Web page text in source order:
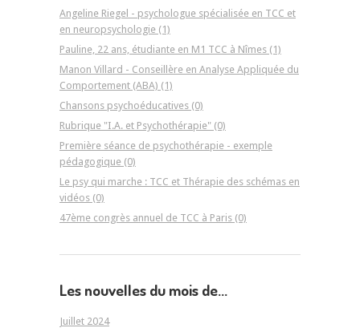
Angeline Riegel - psychologue spécialisée en TCC et
en neuropsychologie (1)
Pauline, 22 ans, étudiante en M1 TCC à Nîmes (1)
Manon Villard - Conseillère en Analyse Appliquée du
Comportement (ABA) (1)
Chansons psychoéducatives (0)
Rubrique "I.A. et Psychothérapie" (0)
Première séance de psychothérapie - exemple
pédagogique (0)
Le psy qui marche : TCC et Thérapie des schémas en
vidéos (0)
47ème congrès annuel de TCC à Paris (0)
Les nouvelles du mois de...
Juillet 2024